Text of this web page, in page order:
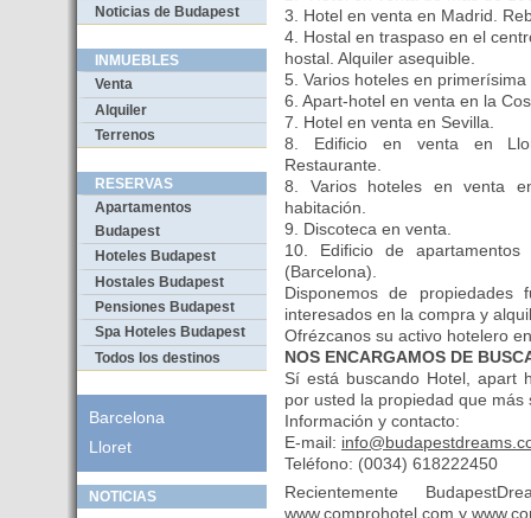
Noticias de Budapest
INMUEBLES
Venta
Alquiler
Terrenos
RESERVAS
Apartamentos
Budapest
Hoteles Budapest
Hostales Budapest
Pensiones Budapest
Spa Hoteles Budapest
Todos los destinos
Barcelona
Lloret
NOTICIAS
3. Hotel en venta en Madrid.
4. Hostal en traspaso en el
hostal. Alquiler asequible.
5. Varios hoteles en
6. Apart-hotel en venta en la
7. Hotel en venta en Sevilla.
8. Edificio en venta en
Restaurante.
8. Varios hoteles en venta
habitación.
9. Discoteca en venta.
10. Edificio de
(Barcelona).
Disponemos de
interesados en la compra y
Ofrézcanos su activo hotelero
NOS ENCARGAMOS DE
Sí está buscando Hotel, apart
por usted la propiedad que
Información y contacto:
E-mail:
Teléfono: (0034) 618222450
Recientemente
www.comprohotel.com y